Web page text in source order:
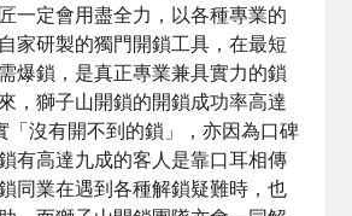
一定會用盡全力，以各種專業的
家研製的獨門開鎖工具，在最短
爆鎖，是真正專業兼具實力的鎖
，獅子山開鎖的開鎖成功率高達
「沒有開不到的鎖」，亦因為口碑
有高達九成的客人是靠口耳相傳
同業在遇到各種解鎖疑難時，也